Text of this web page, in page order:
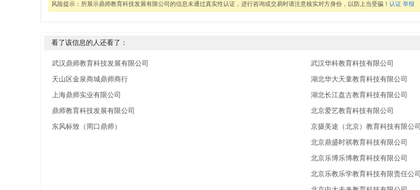
风险提示： 所展示鼎师教育科技发展有限公司的信息未通过真实性认证，进行咨询或交易时请注意核实对方身份，以防上当受骗！ 认证 举报
看了该信息的人还看了：
武汉鼎师教育科技发展有限公司
天山区金泉商城鼎师商行
上海鼎师实业有限公司
鼎师教育科技发展有限公司
东风标致（周口鼎师）
武汉华科教育科技有限公司
湖北华大天童教育科技有限公司
湖北长江盘古教育科技有限公司
北京爱艺教育科技有限公司
京摄美途（北京）教育科技有限公司
北京鼎盛时祺教育科技有限公司
北京乐博乐博教育科技有限公司
北京乐教乐学教育科技有限责任公司